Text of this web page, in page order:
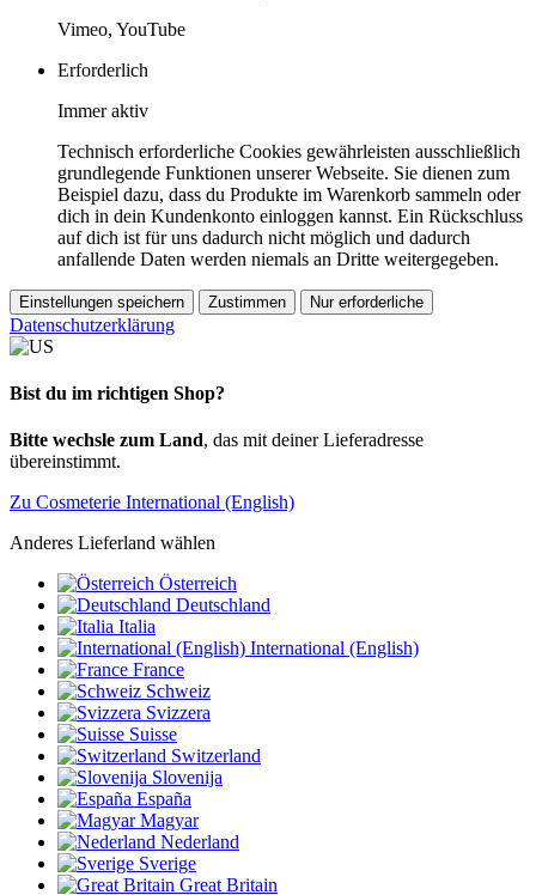
Vimeo, YouTube
Erforderlich
Immer aktiv
Technisch erforderliche Cookies gewährleisten ausschließlich
grundlegende Funktionen unserer Webseite. Sie dienen zum
Beispiel dazu, dass du Produkte im Warenkorb sammeln oder
dich in dein Kundenkonto einloggen kannst. Ein Rückschluss
auf dich ist für uns dadurch nicht möglich und dadurch
anfallende Daten werden niemals an Dritte weitergegeben.
Einstellungen speichern Zustimmen Nur erforderliche
Datenschutzerklärung
Bist du im richtigen Shop?
Bitte wechsle zum Land, das mit deiner Lieferadresse
übereinstimmt.
Zu Cosmeterie International (English)
Anderes Lieferland wählen
Österreich
Deutschland
Italia
International (English)
France
Schweiz
Svizzera
Suisse
Switzerland
Slovenija
España
Magyar
Nederland
Sverige
Great Britain